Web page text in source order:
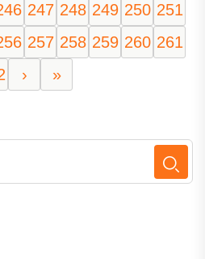
247 248 249 250 251
257 258 259 260 261
› »